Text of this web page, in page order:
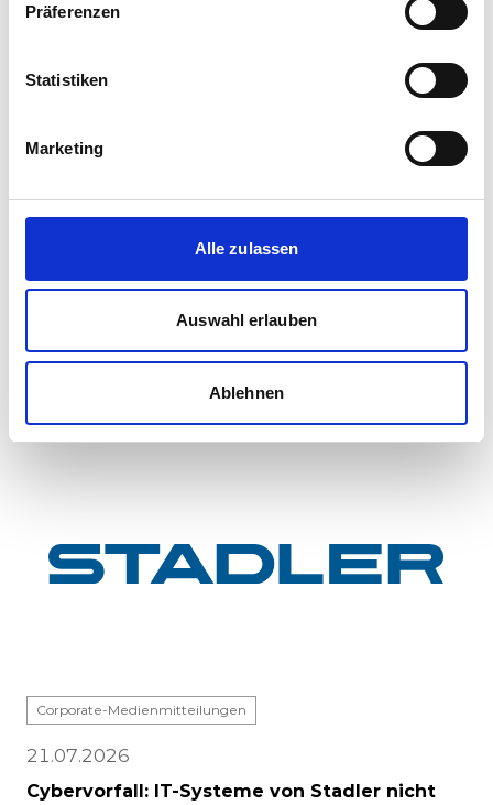
Präferenzen
Statistiken
Marketing
Alle zulassen
Auswahl erlauben
Ablehnen
30.07.2026
New standard in Hungarian railway transport:
First train completed for GYSEV’s new
InterCity FLIRT fleet
GYSEV Ltd.’s procurement project for 11 FLIRT
InterCity electric multiple units has reached a
completed at Stadle...
Corporate-Medienmitteilungen
21.07.2026
Cybervorfall: IT-Systeme von Stadler nicht